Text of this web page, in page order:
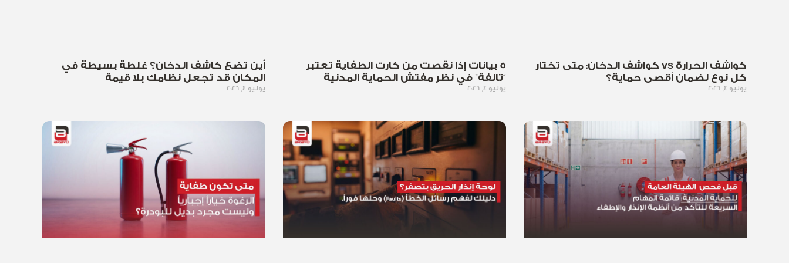
كواشف الحرارة vs كواشف الدخان: متى تختار
كل نوع لضمان أقصى حماية؟
يوليو 4, 2026
5 بيانات إذا نقصت من كارت الطفاية تعتبر
“تالفة” في نظر مفتش الحماية المدنية
يوليو 4, 2026
أين تضع كاشف الدخان؟ غلطة بسيطة في
المكان قد تجعل نظامك بلا قيمة
يوليو 4, 2026